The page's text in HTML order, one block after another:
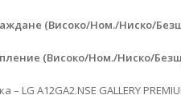
(Високо/Ном./Ниско/
(Високо/Ном./Ниско/
LG A12GA2.NSE GALLERY